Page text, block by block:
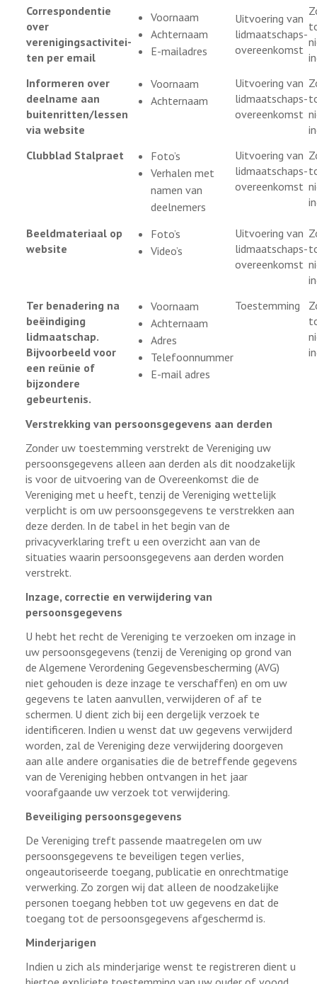
Correspondentie
over
verenigingsactivitei-
ten per email
Voornaam
Achternaam
E-mailadres
Uitvoering van
lidmaatschaps-
overeenkomst
Informeren over
deelname aan
buitenritten/lessen
via website
Voornaam
Achternaam
Uitvoering van
lidmaatschaps-
overeenkomst
Clubblad Stalpraet
Foto’s
Verhalen met
namen van
deelnemers
Uitvoering van
lidmaatschaps-
overeenkomst
Beeldmateriaal op
website
Foto’s
Video’s
Uitvoering van
lidmaatschaps-
overeenkomst
Ter benadering na
beëindiging
lidmaatschap.
Bijvoorbeeld voor
een reünie of
bijzondere
gebeurtenis.
Voornaam
Achternaam
Adres
Telefoonnummer
E-mail adres
Toestemming
Verstrekking van persoonsgegevens aan derden
Zonder uw toestemming verstrekt de Vereniging uw
persoonsgegevens alleen aan derden als dit noodzakelijk
is voor de uitvoering van de Overeenkomst die de
Vereniging met u heeft, tenzij de Vereniging wettelijk
verplicht is om uw persoonsgegevens te verstrekken aan
deze derden. In de tabel in het begin van de
privacyverklaring treft u een overzicht aan van de
situaties waarin persoonsgegevens aan derden worden
verstrekt.
Inzage, correctie en verwijdering van
persoonsgegevens
U hebt het recht de Vereniging te verzoeken om inzage in
uw persoonsgegevens (tenzij de Vereniging op grond van
de Algemene Verordening Gegevensbescherming (AVG)
niet gehouden is deze inzage te verschaffen) en om uw
gegevens te laten aanvullen, verwijderen of af te
schermen. U dient zich bij een dergelijk verzoek te
identificeren. Indien u wenst dat uw gegevens verwijderd
worden, zal de Vereniging deze verwijdering doorgeven
aan alle andere organisaties die de betreffende gegevens
van de Vereniging hebben ontvangen in het jaar
voorafgaande uw verzoek tot verwijdering.
Beveiliging persoonsgegevens
De Vereniging treft passende maatregelen om uw
persoonsgegevens te beveiligen tegen verlies,
ongeautoriseerde toegang, publicatie en onrechtmatige
verwerking. Zo zorgen wij dat alleen de noodzakelijke
personen toegang hebben tot uw gegevens en dat de
toegang tot de persoonsgegevens afgeschermd is.
Minderjarigen
Indien u zich als minderjarige wenst te registreren dient u